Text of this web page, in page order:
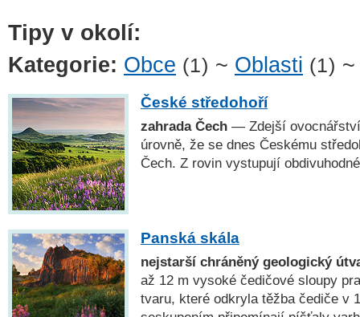
Tipy v okolí:
Kategorie: Obce (1) ~ Oblasti (1)
České středohoří
zahrada Čech — Zdejší
úrovně, že se dnes Českému
Čech. Z rovin vystupují
Panská skála
nejstarší chráněný geologický
až 12 m vysoké čedičové sloupy
tvaru, které odkryla těžba čediče v